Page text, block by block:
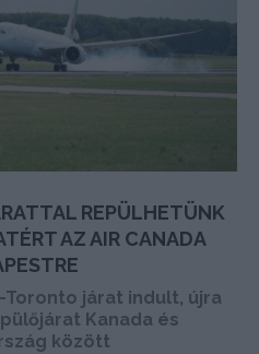
REPÜLHETÜNK
AZ AIR CANADA
Toronto járat indult, újra
Kanada és
között